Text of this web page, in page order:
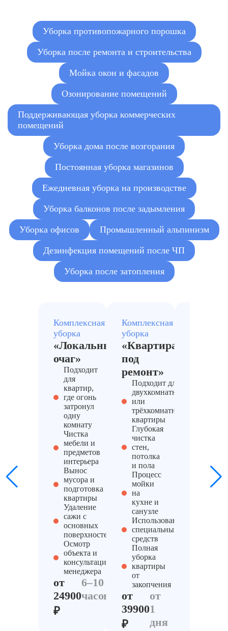
сгоревшего мусора
от 7 000 руб.
Очистка от сажи и копоти
пострадавших поверхностей
от 180 руб./м²
Мойка окон, дверей,
радиаторов, бытовой техники,
сантехники, светильников и
т.д.
от 180 руб./шт.
Химчистка мягкой мебели и
Удаление запаха гари от 100 руб./м²
Уборка противопожарного порошка
Уборка после ремонта и строительства
Мойка окон и фасадов
Озонирование помещений
Поддерживающая уборка коммерческих
помещений
Уборка дома после возгорания
Постоянная уборка магазинов
Ежедневная уборка на производстве
Уборка балконов после задымления
Уборка офисов Промышленный альпинизм
Дезинфекция помещений после ЧП
Уборка после затопления
Комплексная
уборка
«Локальный
очаг»
Подходит
для
квартир,
где огонь
затронул
одну
комнату
Чистка
мебели и
предметов
интерьера
Вынос
мусора и
подготовка
квартиры
Удаление
сажи с
основных
поверхностей
Осмотр
объекта и
консультация
менеджера
от
24900
₽
6–10
часов
Комплексная
уборка
«Квартира
под
ремонт»
Подходит для
двухкомнатной
или
трёхкомнатной
квартиры
Глубокая
чистка
стен,
потолка
и пола
Процесс
мойки
на
кухне и
санузле
Использование
специальных
средств
Полная
уборка
квартиры
от
закопчения
от
39900
₽
от
1
дня
штор,